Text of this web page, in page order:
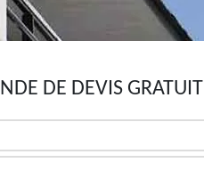
DE DEVIS GRATUIT